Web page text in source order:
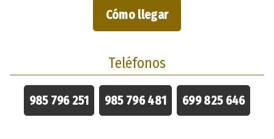
Cómo llegar
Teléfonos
985 796 251 985 796 481 699 825 646